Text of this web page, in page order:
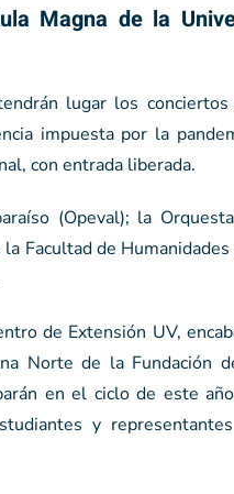
Magna de la
lugar los
impuesta por la
con entrada liberada.
(Opeval); la
Facultad de Humanidades
de Extensión UV,
Norte de la Fundación
en el ciclo de este
y